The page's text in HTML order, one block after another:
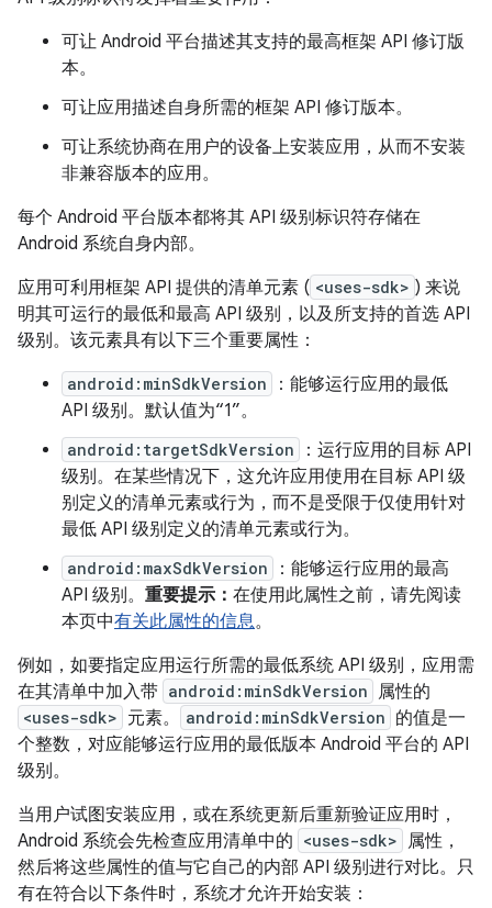
可让 Android 平台描述其支持的最高框架 API 修订版
本。
可让应用描述自身所需的框架 API 修订版本。
可让系统协商在用户的设备上安装应用，从而不安装
非兼容版本的应用。
每个 Android 平台版本都将其 API 级别标识符存储在
Android 系统自身内部。
应用可利用框架 API 提供的清单元素 ( <uses-sdk> ) 来说
明其可运行的最低和最高 API 级别，以及所支持的首选 API
级别。该元素具有以下三个重要属性：
android:minSdkVersion
：能够运行应用的最低
API 级别。默认值为“1”。
android:targetSdkVersion
：运行应用的目标 API
级别。在某些情况下，这允许应用使用在目标 API 级
别定义的清单元素或行为，而不是受限于仅使用针对
最低 API 级别定义的清单元素或行为。
android:maxSdkVersion
：能够运行应用的最高
API 级别。 重要提示： 在使用此属性之前，请先阅读
本页中有关此属性的信息。
例如，如要指定应用运行所需的最低系统 API 级别，应用需
在其清单中加入带 android:minSdkVersion 属性的
<uses-sdk> 元素。 android:minSdkVersion 的值是一
个整数，对应能够运行应用的最低版本 Android 平台的 API
级别。
当用户试图安装应用，或在系统更新后重新验证应用时，
Android 系统会先检查应用清单中的 <uses-sdk> 属性，
然后将这些属性的值与它自己的内部 API 级别进行对比。只
有在符合以下条件时，系统才允许开始安装：